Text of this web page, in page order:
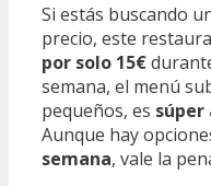
Si estás buscando
precio, este
por solo 15€
semana, el menú
pequeños, es súper
Aunque hay
semana, vale la